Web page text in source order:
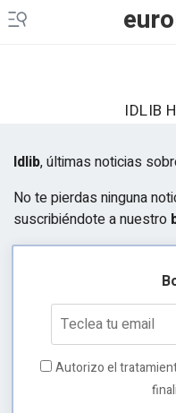
EPAGRO
EPDATA
MERCADOFINANCIERO
GENERACIÓN DE
IDLIB
Idlib, últimas noticias
No te pierdas ninguna
suscribiéndote a nuestro
Autorizo el